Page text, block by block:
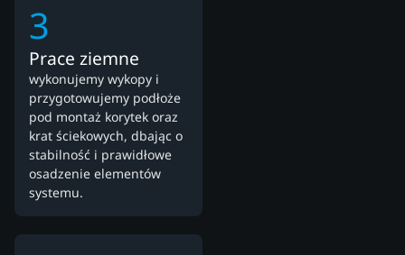
3
Prace ziemne
wykonujemy wykopy i
przygotowujemy podłoże
pod montaż korytek oraz
krat ściekowych, dbając o
stabilność i prawidłowe
osadzenie elementów
systemu.